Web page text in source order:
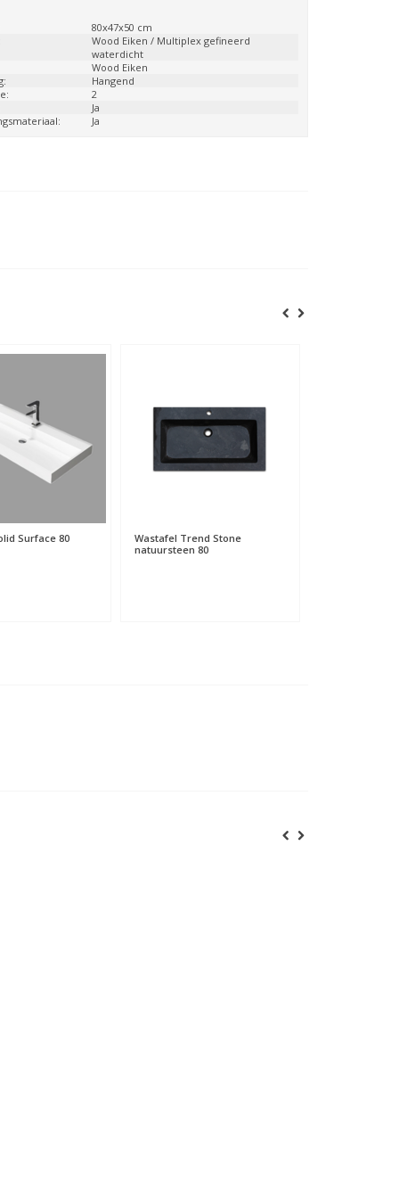
80x47x50 cm
Wood Eiken / Multiplex gefineerd
waterdicht
Wood Eiken
Hangend
2
Ja
Ja
Surface 80
Wastafel Trend Stone
natuursteen 80